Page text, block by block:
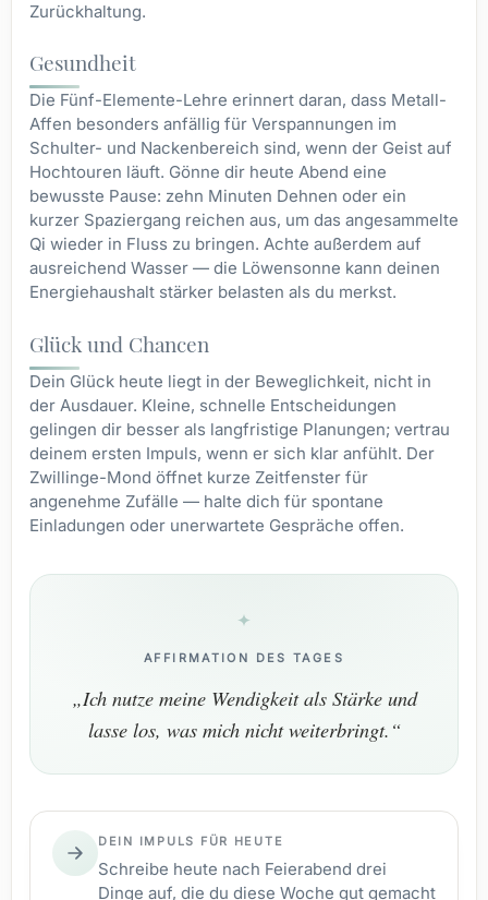
Zurückhaltung.
Gesundheit
Die Fünf-Elemente-Lehre erinnert daran, dass Metall-
Affen besonders anfällig für Verspannungen im
Schulter- und Nackenbereich sind, wenn der Geist auf
Hochtouren läuft. Gönne dir heute Abend eine
bewusste Pause: zehn Minuten Dehnen oder ein
kurzer Spaziergang reichen aus, um das angesammelte
Qi wieder in Fluss zu bringen. Achte außerdem auf
ausreichend Wasser — die Löwensonne kann deinen
Energiehaushalt stärker belasten als du merkst.
Glück und Chancen
Dein Glück heute liegt in der Beweglichkeit, nicht in
der Ausdauer. Kleine, schnelle Entscheidungen
gelingen dir besser als langfristige Planungen; vertrau
deinem ersten Impuls, wenn er sich klar anfühlt. Der
Zwillinge-Mond öffnet kurze Zeitfenster für
angenehme Zufälle — halte dich für spontane
Einladungen oder unerwartete Gespräche offen.
AFFIRMATION DES TAGES
„Ich nutze meine Wendigkeit als Stärke und
lasse los, was mich nicht weiterbringt.“
DEIN IMPULS FÜR HEUTE
Schreibe heute nach Feierabend drei
Dinge auf, die du diese Woche gut gemacht